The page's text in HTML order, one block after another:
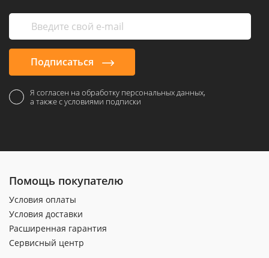
Подписаться
Я согласен на обработку персональных данных,
а также с условиями подписки
Помощь покупателю
Условия оплаты
Условия доставки
Расширенная гарантия
Сервисный центр